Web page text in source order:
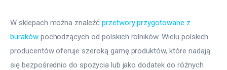
W sklepach można znaleźć przetwory przygotowane z
buraków pochodzących od polskich rolników. Wielu polskich
producentów oferuje szeroką gamę produktów, które nadają
się bezpośrednio do spożycia lub jako dodatek do różnych